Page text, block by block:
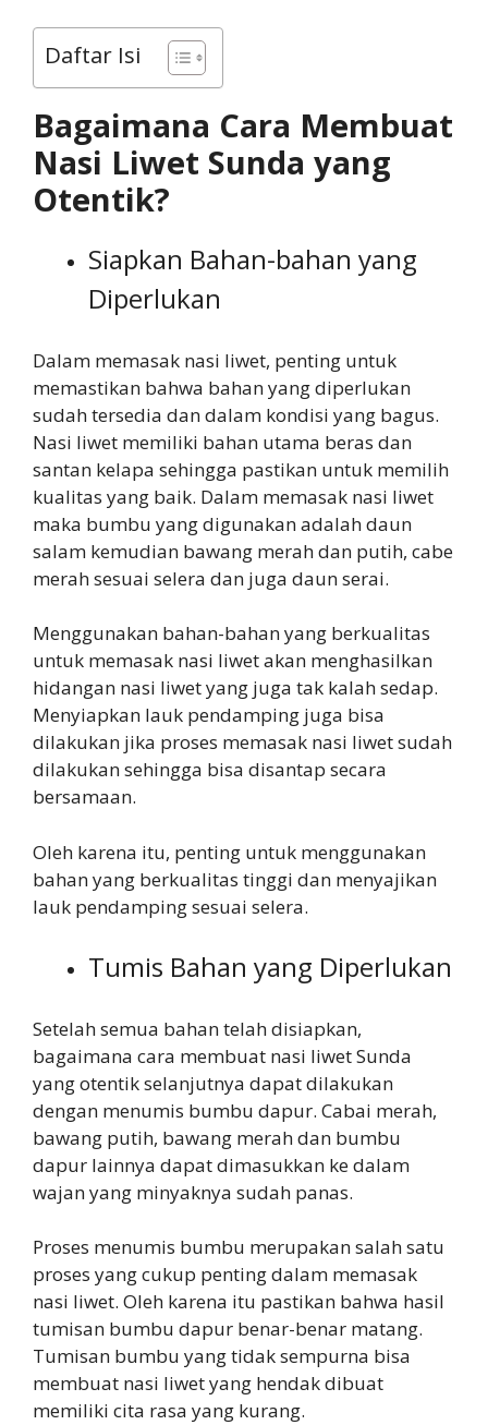
Daftar Isi
Bagaimana Cara Membuat
Nasi Liwet Sunda yang
Otentik?
Siapkan Bahan-bahan yang
Diperlukan
Dalam memasak nasi liwet, penting untuk
memastikan bahwa bahan yang diperlukan
sudah tersedia dan dalam kondisi yang bagus.
Nasi liwet memiliki bahan utama beras dan
santan kelapa sehingga pastikan untuk memilih
kualitas yang baik. Dalam memasak nasi liwet
maka bumbu yang digunakan adalah daun
salam kemudian bawang merah dan putih, cabe
merah sesuai selera dan juga daun serai.
Menggunakan bahan-bahan yang berkualitas
untuk memasak nasi liwet akan menghasilkan
hidangan nasi liwet yang juga tak kalah sedap.
Menyiapkan lauk pendamping juga bisa
dilakukan jika proses memasak nasi liwet sudah
dilakukan sehingga bisa disantap secara
bersamaan.
Oleh karena itu, penting untuk menggunakan
bahan yang berkualitas tinggi dan menyajikan
lauk pendamping sesuai selera.
Tumis Bahan yang Diperlukan
Setelah semua bahan telah disiapkan,
bagaimana cara membuat nasi liwet Sunda
yang otentik selanjutnya dapat dilakukan
dengan menumis bumbu dapur. Cabai merah,
bawang putih, bawang merah dan bumbu
dapur lainnya dapat dimasukkan ke dalam
wajan yang minyaknya sudah panas.
Proses menumis bumbu merupakan salah satu
proses yang cukup penting dalam memasak
nasi liwet. Oleh karena itu pastikan bahwa hasil
tumisan bumbu dapur benar-benar matang.
Tumisan bumbu yang tidak sempurna bisa
membuat nasi liwet yang hendak dibuat
memiliki cita rasa yang kurang.